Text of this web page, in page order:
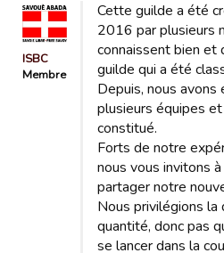
ISBC
Membre
Cette guilde a été
2016 par plusieurs
connaissent bien et
guilde qui a été
Depuis, nous
plusieurs équipes
constitué.
Forts de notre
nous vous invitons
partager notre
Nous privilégions
quantité, donc pas
se lancer dans la